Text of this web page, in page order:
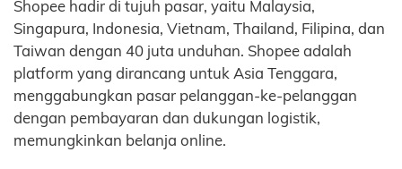
Shopee hadir di tujuh pasar, yaitu Malaysia,
Singapura, Indonesia, Vietnam, Thailand, Filipina, dan
Taiwan dengan 40 juta unduhan. Shopee adalah
platform yang dirancang untuk Asia Tenggara,
menggabungkan pasar pelanggan-ke-pelanggan
dengan pembayaran dan dukungan logistik,
memungkinkan belanja online.